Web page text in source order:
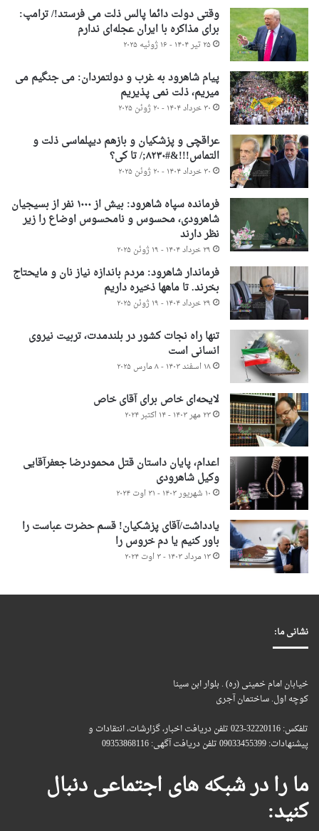
وقتی دولت دائما پالس ذلت می فرستد!/ ترامپ:
برای مذاکره با ایران عجله‌ای ندارم
۲۵ تیر ۱۴۰۴ - ۱۶ ژوئیه ۲۰۲۵
پیام شاهرود به غرب و دولتمردان: می جنگیم می
میریم، ذلت نمی پذیریم
۳۰ خرداد ۱۴۰۴ - ۲۰ ژوئن ۲۰۲۵
عراقچی و پزشکیان و بازهم دیپلماسی ذلت و
التماس!!!&#۸۲۳۰;/ تا کی؟
۳۰ خرداد ۱۴۰۴ - ۲۰ ژوئن ۲۰۲۵
فرمانده سپاه شاهرود: بیش از ۱۰۰۰ نفر از بسیجیان
شاهرودی، محسوس و نامحسوس اوضاع را زیر
نظر دارند
۲۹ خرداد ۱۴۰۴ - ۱۹ ژوئن ۲۰۲۵
فرماندار شاهرود: مردم باندازه نیاز نان و مایحتاج
بخرند. تا ماهها ذخیره داریم
۲۹ خرداد ۱۴۰۴ - ۱۹ ژوئن ۲۰۲۵
تنها راه نجات کشور در بلندمدت، تربیت نیروی
انسانی است
۱۸ اسفند ۱۴۰۳ - ۸ مارس ۲۰۲۵
لایحه‌ای خاص برای آقای خاص
۲۳ مهر ۱۴۰۳ - ۱۴ اکتبر ۲۰۲۴
اعدام، پایان داستان قتل محمودرضا جعفرآقایی
وکیل شاهرودی
۱۰ شهریور ۱۴۰۳ - ۳۱ اوت ۲۰۲۴
یادداشت/آقای پزشکیان! قسم حضرت عباست را
باور کنیم یا دم خروس را
۱۳ مرداد ۱۴۰۳ - ۳ اوت ۲۰۲۴
نشانی ما:
خیابان امام خمینی (ره) . بلوار ابن سینا
کوچه اول. ساختمان آجری
تلفکس: 32220116-023 تلفن دریافت اخبار، گزارشات، انتقادات و
پیشنهادات: 09033455399 تلفن دریافت آگهی: 09353868116
ما را در شبکه های اجتماعی دنبال
کنید: